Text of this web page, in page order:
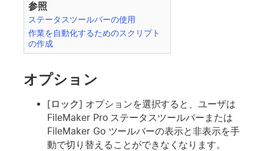
参照
ステータスツールバーの使用
作業を自動化するためのスクリプト
の作成
オプション
[ ロック] オプションを選択すると、ユーザは
FileMaker Pro ステータスツールバーまたは
FileMaker Go ツールバーの表示と非表示を手
動で切り替えることができなくなります。